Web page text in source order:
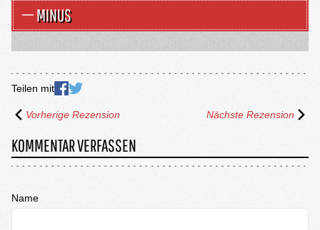
MINUS
Teilen mit
Vorherige Rezension Nächste Rezension
KOMMENTAR VERFASSEN
Name